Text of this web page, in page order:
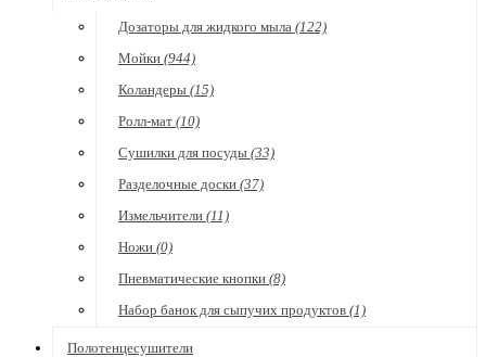
Дозаторы для жидкого мыла (122)
Мойки (944)
Коландеры (15)
Ролл-мат (10)
Сушилки для посуды (33)
Разделочные доски (37)
Измельчители (11)
Ножи (0)
Пневматические кнопки (8)
Набор банок для сыпучих продуктов (1)
Полотенцесушители